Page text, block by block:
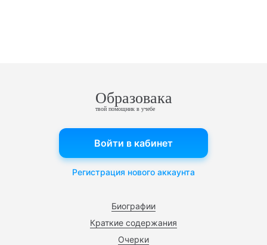
Образовака
твой помощник в учебе
Биографии
Краткие содержания
Очерки
Войти в кабинет
Регистрация нового аккаунта